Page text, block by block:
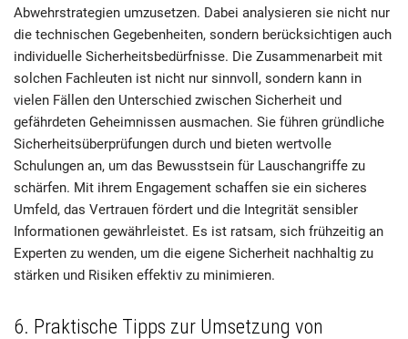
Abwehrstrategien umzusetzen. Dabei analysieren sie nicht nur
die technischen Gegebenheiten, sondern berücksichtigen auch
individuelle Sicherheitsbedürfnisse. Die Zusammenarbeit mit
solchen Fachleuten ist nicht nur sinnvoll, sondern kann in
vielen Fällen den Unterschied zwischen Sicherheit und
gefährdeten Geheimnissen ausmachen. Sie führen gründliche
Sicherheitsüberprüfungen durch und bieten wertvolle
Schulungen an, um das Bewusstsein für Lauschangriffe zu
schärfen. Mit ihrem Engagement schaffen sie ein sicheres
Umfeld, das Vertrauen fördert und die Integrität sensibler
Informationen gewährleistet. Es ist ratsam, sich frühzeitig an
Experten zu wenden, um die eigene Sicherheit nachhaltig zu
stärken und Risiken effektiv zu minimieren.
6. Praktische Tipps zur Umsetzung von